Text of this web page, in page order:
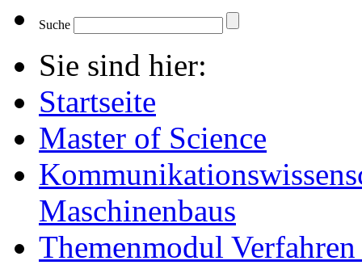
Suche
Sie sind hier:
Startseite
Master of Science
Maschinenbaus
Themenmodul